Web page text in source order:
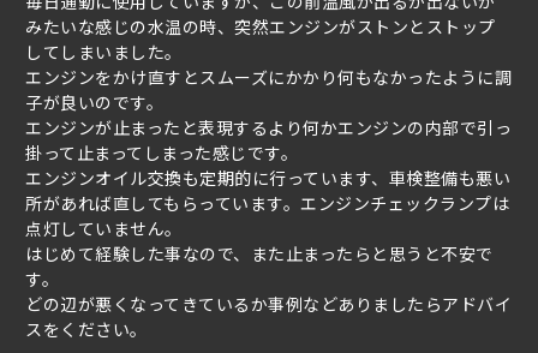
みたいな感じの水温の時、突然エンジンがストンとストップ
してしまいました。
エンジンをかけ直すとスムーズにかかり何もなかったように調
子が良いのです。
エンジンが止まったと表現するより何かエンジンの内部で引っ
掛って止まってしまった感じです。
エンジンオイル交換も定期的に行っています、車検整備も悪い
所があれば直してもらっています。エンジンチェックランプは
点灯していません。
はじめて経験した事なので、また止まったらと思うと不安で
す。
どの辺が悪くなってきているか事例などありましたらアドバイ
スをください。